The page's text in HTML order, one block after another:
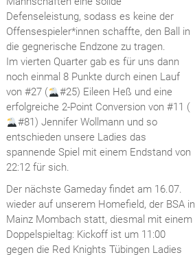
Defenseleistung, sodass es keine der
Offensespieler*innen schaffte, den Ball in
die gegnerische Endzone zu tragen.
Im vierten Quarter gab es für uns dann
noch einmal 8 Punkte durch einen Lauf
von #27 (
#25) Eileen Heß und eine
erfolgreiche 2-Point Conversion von #11 (
#81) Jennifer Wollmann und so
entschieden unsere Ladies das
spannende Spiel mit einem Endstand von
22:12 für sich.
Der nächste Gameday findet am 16.07.
wieder auf unserem Homefield, der BSA in
Mainz Mombach statt, diesmal mit einem
Doppelspieltag: Kickoff ist um 11:00
gegen die Red Knights Tübingen Ladies